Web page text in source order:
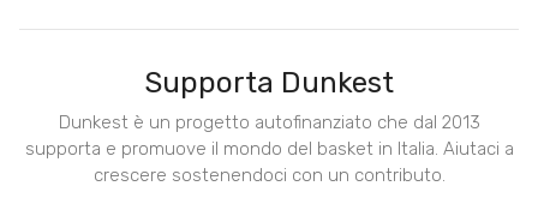
Supporta Dunkest
Dunkest è un progetto autofinanziato che dal 2013
supporta e promuove il mondo del basket in Italia. Aiutaci a
crescere sostenendoci con un contributo.